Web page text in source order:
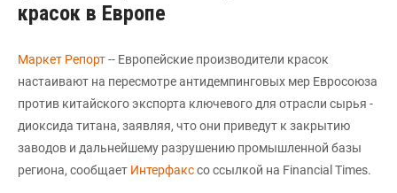
красок в Европе
Маркет Репорт-- Европейские производители красок
настаивают на пересмотре антидемпинговых мер Евросоюза
против китайского экспорта ключевого для отрасли сырья -
диоксида титана, заявляя, что они приведут к закрытию
заводов и дальнейшему разрушению промышленной базы
региона, сообщает Интерфакссо ссылкой на Financial Times.